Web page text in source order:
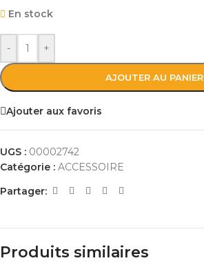
En stock
- +
AJOUTER AU PANIER
Ajouter aux favoris
UGS : 00002742
Catégorie : ACCESSOIRE
Partager:
Produits similaires